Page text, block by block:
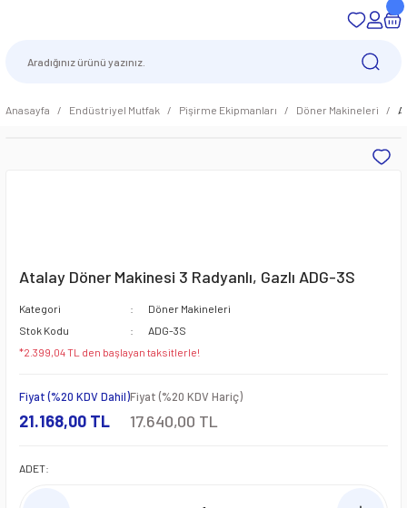
Anasayfa Endüstriyel Mutfak Pişirme Ekipmanları Döner Makineleri
Atalay Döner Makinesi 3 Radyanlı, Gazlı ADG-3S
Kategori
Döner Makineleri
Stok Kodu
ADG-3S
*2.399,04 TL den başlayan taksitlerle!
Fiyat (%20 KDV Dahil)
21.168,00 TL
Fiyat (%20 KDV Hariç)
17.640,00 TL
ADET: